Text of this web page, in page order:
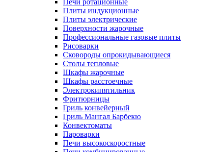
Печи ротационные
Плиты индукционные
Плиты электрические
Поверхности жарочные
Профессиональные газовые плиты
Рисоварки
Сковороды опрокидывающиеся
Столы тепловые
Шкафы жарочные
Шкафы расстоечные
Электрокипятильник
Фритюрницы
Гриль конвейерный
Гриль Мангал Барбекю
Конвектоматы
Пароварки
Печи высокоскоростные